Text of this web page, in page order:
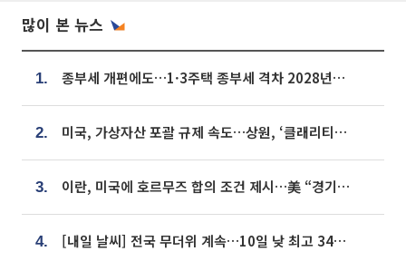
많이 본 뉴스
1. 종부세 개편에도…1·3주택 종부세 격차 2028년부터 확대
2. 미국, 가상자산 포괄 규제 속도…상원, ‘클래리티법’ 9월 절차투표 추진
3. 이란, 미국에 호르무즈 합의 조건 제시…美 “경기 아직 안 끝나” [종합]
4. [내일 날씨] 전국 무더위 계속…10일 낮 최고 34도 육박